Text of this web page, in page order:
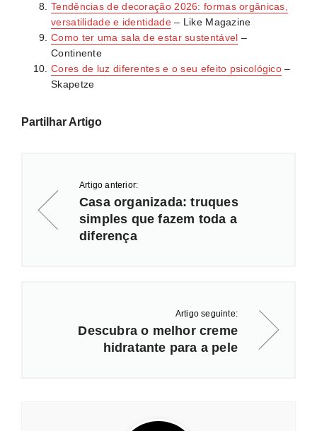
Tendências de decoração 2026: formas orgânicas,
versatilidade e identidade– Like Magazine
Como ter uma sala de estar sustentável –
Continente
Cores de luz diferentes e o seu efeito psicológico –
Skapetze
Partilhar Artigo
Artigo anterior:
Casa organizada: truques
simples que fazem toda a
diferença
Artigo seguinte:
Descubra o melhor creme
hidratante para a pele